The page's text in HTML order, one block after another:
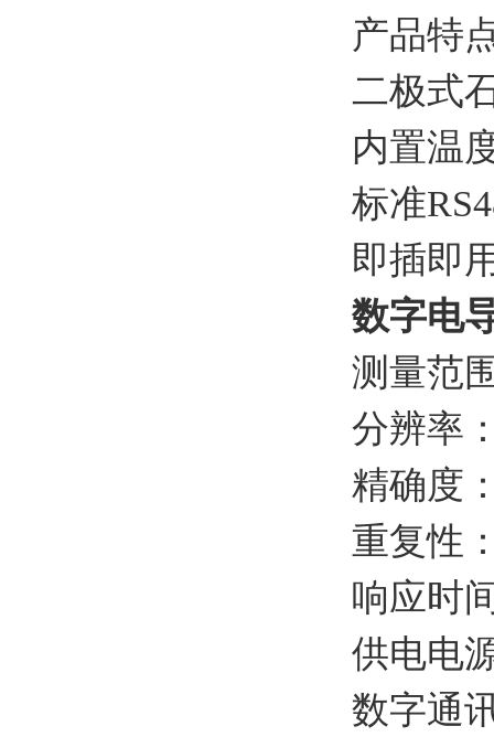
产品特
二极式
内置温
标准R
即插即
数字电
测量范
分辨率
精确度
重复性
响应时
供电电
数字通